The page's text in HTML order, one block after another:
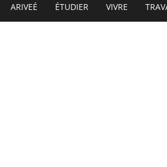
ARIVEÉ ÉTUDIER VIVRE